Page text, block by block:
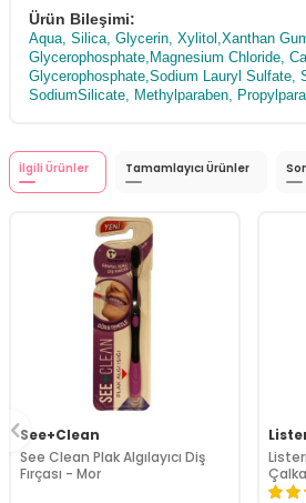
Ürün Bileşimi:
Aqua, Silica, Glycerin, Xylitol,Xanthan
Glycerophosphate,Magnesium Chloride,
Glycerophosphate,Sodium Lauryl Sulfate,
SodiumSilicate, Methylparaben,
İlgili Ürünler Tamamlayıcı Ürünler
See+Clean
See Clean Plak Algılayıcı Diş
Fırçası - Mor